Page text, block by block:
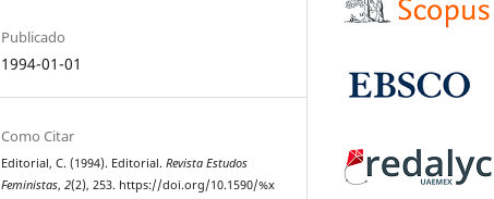
Publicado
1994-01-01
Como Citar
Editorial, C. (1994). Editorial.Revista Estudos
Feministas,2(2), 253. https://doi.org/10.1590/%x